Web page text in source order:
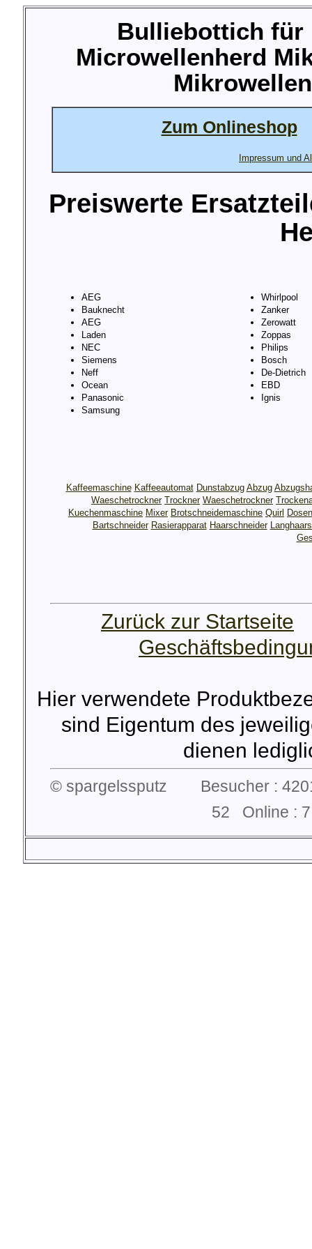
Bulliebottich für
Microwellenherd
Zum Onlineshop
Impressum und
Preiswerte
AEG
Bauknecht
AEG
Laden
NEC
Siemens
Neff
Ocean
Panasonic
Samsung
Whirlpool
Zanker
Zerowatt
Zoppas
Philips
Bosch
De-Dietrich
EBD
Ignis
Kaffeemaschine Kaffeeautomat Dunstabzug Abzug
Waeschetrockner Trockner Waeschetrockner
Kuechenmaschine Mixer Brotschneidemaschine Quirl
Bartschneider Rasierapparat Haarschneider
Zurück zur Startseite
Hier verwendete
sind Eigentum des
dienen
© spargelssputz Besucher :
52 Online